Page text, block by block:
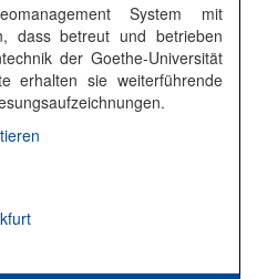
System mit
dass betreut und betrieben
der Goethe-Universität
erhalten sie weiterführende